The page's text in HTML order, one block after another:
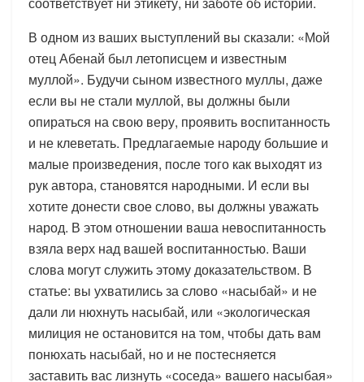
В одном из ваших выступлений вы сказали: «Мой
отец Абенай был летописцем и известным
муллой». Будучи сыном известного муллы, даже
если вы не стали муллой, вы должны были
опираться на свою веру, проявить воспитанность
и не клеветать. Предлагаемые народу большие и
малые произведения, после того как выходят из
рук автора, становятся народными. И если вы
хотите донести свое слово, вы должны уважать
народ. В этом отношении ваша невоспитанность
взяла верх над вашей воспитанностью. Ваши
слова могут служить этому доказательством. В
статье: вы ухватились за слово «насыбай» и не
дали ли нюхнуть насыбай, или «экологическая
милиция не остановится на том, чтобы дать вам
понюхать насыбай, но и не постесняется
заставить вас лизнуть «соседа» вашего насыбая»